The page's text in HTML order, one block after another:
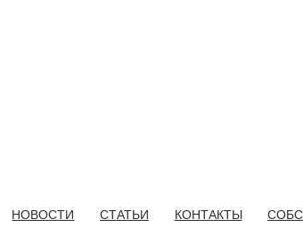
НОВОСТИ СТАТЬИ КОНТАКТЫ